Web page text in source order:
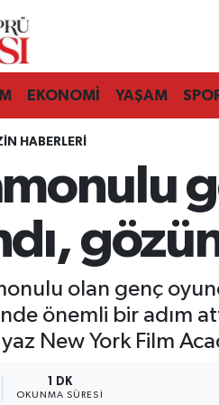
EKONOMİ YAŞAM
HABERLERI
olan genç
önemli bir adım
New York Film
1 DK
OKUNMA SÜRESI